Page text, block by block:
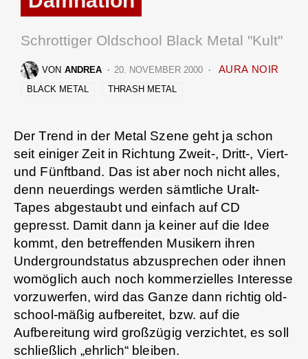
Schrottiger Oldschool Black Metal "Kult"
VON ANDREA 20. NOVEMBER 2000 AURA NOIR
BLACK METAL THRASH METAL
Der Trend in der Metal Szene geht ja schon
seit einiger Zeit in Richtung Zweit-, Dritt-, Viert-
und Fünftband. Das ist aber noch nicht alles,
denn neuerdings werden sämtliche Uralt-
Tapes abgestaubt und einfach auf CD
gepresst. Damit dann ja keiner auf die Idee
kommt, den betreffenden Musikern ihren
Undergroundstatus abzusprechen oder ihnen
womöglich auch noch kommerzielles Interesse
vorzuwerfen, wird das Ganze dann richtig old-
school-mäßig aufbereitet, bzw. auf die
Aufbereitung wird großzügig verzichtet, es soll
schließlich „ehrlich“ bleiben.